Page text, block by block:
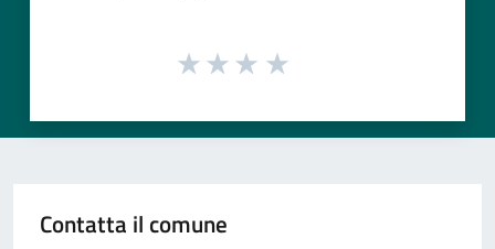
Contatta il comune